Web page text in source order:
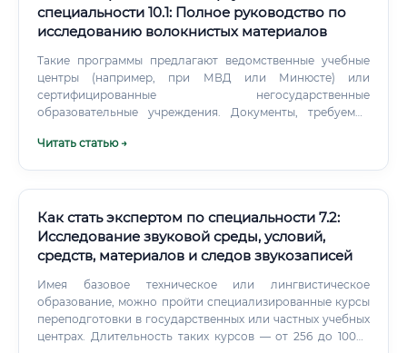
специальности 10.1: Полное руководство по
исследованию волокнистых материалов
Такие программы предлагают ведомственные учебные
центры (например, при МВД или Минюсте) или
сертифицированные негосударственные
образовательные учреждения. Документы, требуемые
профессиональной переподготовке по специальности
Читать статью →
Как стать экспертом по специальности 7.2:
Исследование звуковой среды, условий,
средств, материалов и следов звукозаписей
Имея базовое техническое или лингвистическое
образование, можно пройти специализированные курсы
переподготовки в государственных или частных учебных
центрах. Длительность таких курсов — от 256 до 1000+